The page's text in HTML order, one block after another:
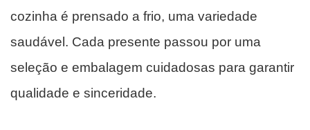
cozinha é prensado a frio, uma variedade
saudável. Cada presente passou por uma
seleção e embalagem cuidadosas para garantir
qualidade e sinceridade.